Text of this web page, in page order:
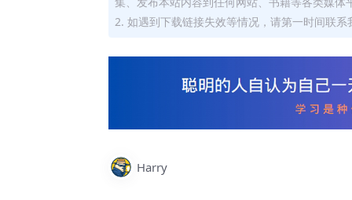
2. 如遇到下载链接失效等情况，请第一时间联系
Harry